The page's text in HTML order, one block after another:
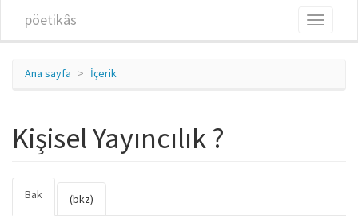
pöetikâs
Toggle
Ana sayfa İçerik
Kişisel Yayıncılık ?
Birincil sekmeler
Bak
sekme)
(bkz)